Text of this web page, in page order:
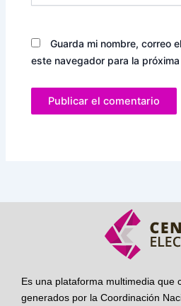
Guarda mi nombre, correo
este navegador para la
Es una plataforma multimedia que
generados por la Coordinación